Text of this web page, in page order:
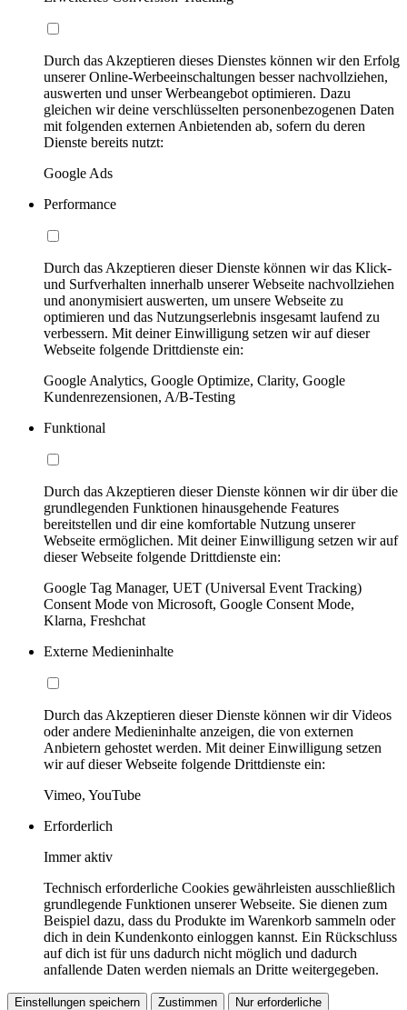
Durch das Akzeptieren dieses Dienstes können wir den Erfolg
unserer Online-Werbeeinschaltungen besser nachvollziehen,
auswerten und unser Werbeangebot optimieren. Dazu
gleichen wir deine verschlüsselten personenbezogenen Daten
mit folgenden externen Anbietenden ab, sofern du deren
Dienste bereits nutzt:
Google Ads
Performance
Durch das Akzeptieren dieser Dienste können wir das Klick-
und Surfverhalten innerhalb unserer Webseite nachvollziehen
und anonymisiert auswerten, um unsere Webseite zu
optimieren und das Nutzungserlebnis insgesamt laufend zu
verbessern. Mit deiner Einwilligung setzen wir auf dieser
Webseite folgende Drittdienste ein:
Google Analytics, Google Optimize, Clarity, Google
Kundenrezensionen, A/B-Testing
Funktional
Durch das Akzeptieren dieser Dienste können wir dir über die
grundlegenden Funktionen hinausgehende Features
bereitstellen und dir eine komfortable Nutzung unserer
Webseite ermöglichen. Mit deiner Einwilligung setzen wir auf
dieser Webseite folgende Drittdienste ein:
Google Tag Manager, UET (Universal Event Tracking)
Consent Mode von Microsoft, Google Consent Mode,
Klarna, Freshchat
Externe Medieninhalte
Durch das Akzeptieren dieser Dienste können wir dir Videos
oder andere Medieninhalte anzeigen, die von externen
Anbietern gehostet werden. Mit deiner Einwilligung setzen
wir auf dieser Webseite folgende Drittdienste ein:
Vimeo, YouTube
Erforderlich
Immer aktiv
Technisch erforderliche Cookies gewährleisten ausschließlich
grundlegende Funktionen unserer Webseite. Sie dienen zum
Beispiel dazu, dass du Produkte im Warenkorb sammeln oder
dich in dein Kundenkonto einloggen kannst. Ein Rückschluss
auf dich ist für uns dadurch nicht möglich und dadurch
anfallende Daten werden niemals an Dritte weitergegeben.
Einstellungen speichern Zustimmen Nur erforderliche